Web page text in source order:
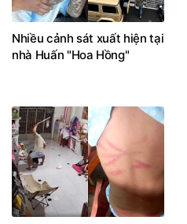
Nhiều cảnh sát xuất hiện tại
nhà Huấn "Hoa Hồng"